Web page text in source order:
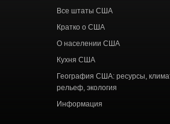
Все штаты США
Кратко о США
О населении США
Кухня США
География США: ресурсы,
рельеф, экология
Информация